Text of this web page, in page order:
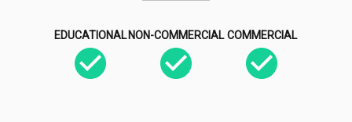
EDUCATIONAL NON-COMMERCIAL COMMERCIAL